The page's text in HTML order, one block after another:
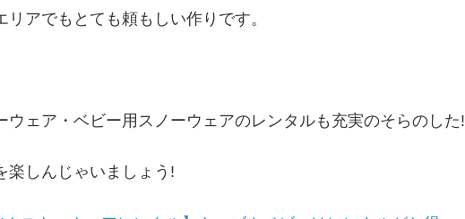
リアでもとても頼もしい作りです。
ウェア・ベビー用スノーウェアのレンタルも充実のそらのした!
楽しんじゃいましょう!